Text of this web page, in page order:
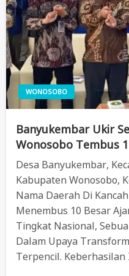
WONOSOBO
Banyukembar Ukir
Wonosobo Tembus
Desa Banyukembar,
Kabupaten Wonosobo,
Nama Daerah Di
Menembus 10 Besar
Tingkat Nasional,
Dalam Upaya
Terpencil.